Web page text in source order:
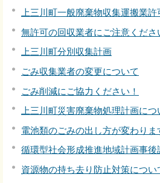
上三川町一般廃棄物収集運搬業許
無許可の回収業者にご注意くださ
上三川町分別収集計画
ごみ収集業者の変更について
ごみ削減にご協力ください！
上三川町災害廃棄物処理計画につ
電池類のごみの出し方が変わりま
循環型社会形成推進地域計画事後
資源物の持ち去り防止対策につい